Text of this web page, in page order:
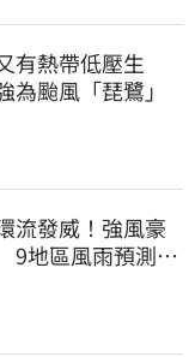
有熱帶低壓生
颱風「琵鷺」
流發威！強風豪
地區風雨預測達